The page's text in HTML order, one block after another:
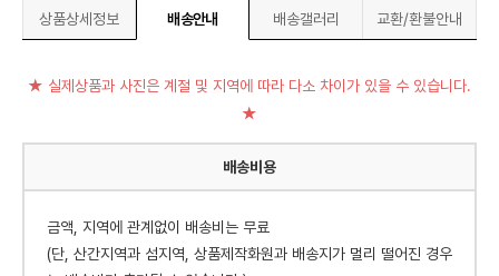
상품상세정보 배송안내 배송갤러리 교환/환불안내
★ 실제상품과 사진은 계절 및 지역에 따라 다소 차이가 있을 수 있습니다.
★
배송비용
금액, 지역에 관계없이 배송비는 무료
(단, 산간지역과 섬지역, 상품제작화원과 배송지가 멀리 떨어진 경우